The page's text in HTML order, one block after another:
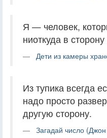
Я — человек,
ниоткуда в сторону
Дети из камеры
Из тупика всегда
надо просто
другую сторону.
Загадай число